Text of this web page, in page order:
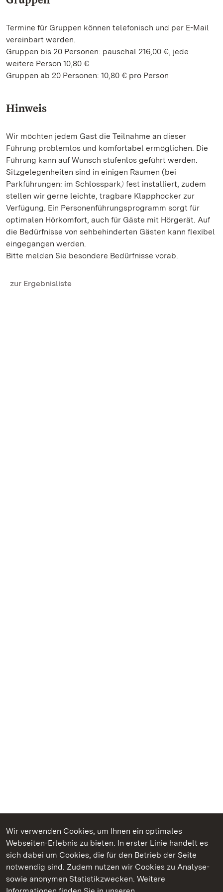
Wir verwenden Cookies, um Ihnen ein optimales
Webseiten-Erlebnis zu bieten. In erster Linie handelt es
sich dabei um Cookies, die für den Betrieb der Seite
notwendig sind. Zudem nutzen wir Cookies zu Analyse-
sowie anonymen Statistikzwecken. Weitere
Termine für Gruppen können telefonisch und per E-Mail
vereinbart werden.
Gruppen bis 20 Personen: pauschal 216,00 €, jede
weitere Person 10,80 €
Gruppen ab 20 Personen: 10,80 € pro Person
Hinweis
Wir möchten jedem Gast die Teilnahme an dieser
Führung problemlos und komfortabel ermöglichen. Die
Führung kann auf Wunsch stufenlos geführt werden.
Sitzgelegenheiten sind in einigen Räumen (bei
Parkführungen: im Schlosspark) fest installiert, zudem
stellen wir gerne leichte, tragbare Klapphocker zur
Verfügung. Ein Personenführungsprogramm sorgt für
optimalen Hörkomfort, auch für Gäste mit Hörgerät. Auf
die Bedürfnisse von sehbehinderten Gästen kann flexibel
eingegangen werden.
Bitte melden Sie besondere Bedürfnisse vorab.
zur Ergebnisliste
Kommen. Staunen. Genießen.